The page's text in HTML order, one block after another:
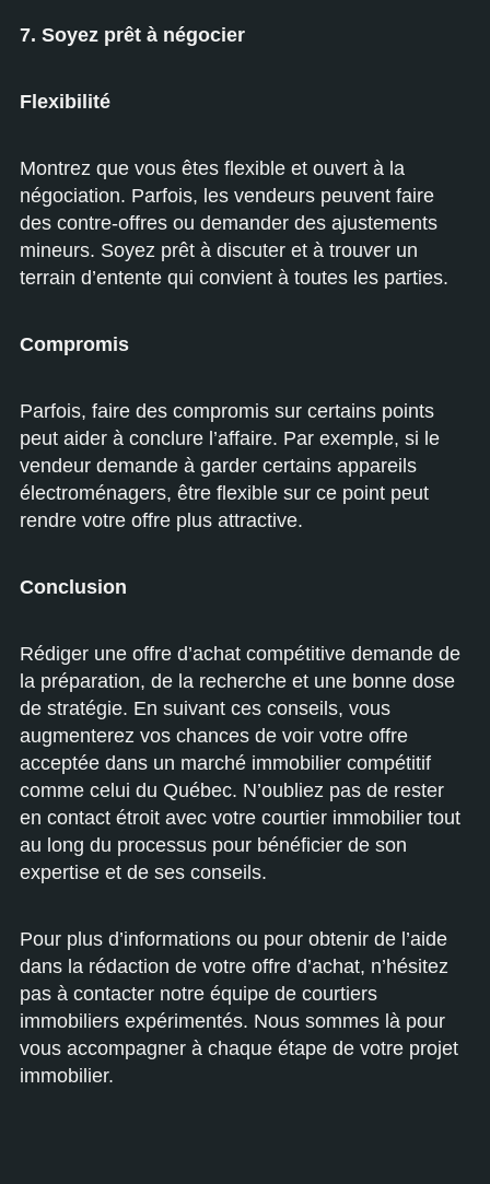
7. Soyez prêt à négocier
Flexibilité
Montrez que vous êtes flexible et ouvert à la
négociation. Parfois, les vendeurs peuvent faire
des contre-offres ou demander des ajustements
mineurs. Soyez prêt à discuter et à trouver un
terrain d’entente qui convient à toutes les parties.
Compromis
Parfois, faire des compromis sur certains points
peut aider à conclure l’affaire. Par exemple, si le
vendeur demande à garder certains appareils
électroménagers, être flexible sur ce point peut
rendre votre offre plus attractive.
Conclusion
Rédiger une offre d’achat compétitive demande de
la préparation, de la recherche et une bonne dose
de stratégie. En suivant ces conseils, vous
augmenterez vos chances de voir votre offre
acceptée dans un marché immobilier compétitif
comme celui du Québec. N’oubliez pas de rester
en contact étroit avec votre courtier immobilier tout
au long du processus pour bénéficier de son
expertise et de ses conseils.
Pour plus d’informations ou pour obtenir de l’aide
dans la rédaction de votre offre d’achat, n’hésitez
pas à contacter notre équipe de courtiers
immobiliers expérimentés. Nous sommes là pour
vous accompagner à chaque étape de votre projet
immobilier.